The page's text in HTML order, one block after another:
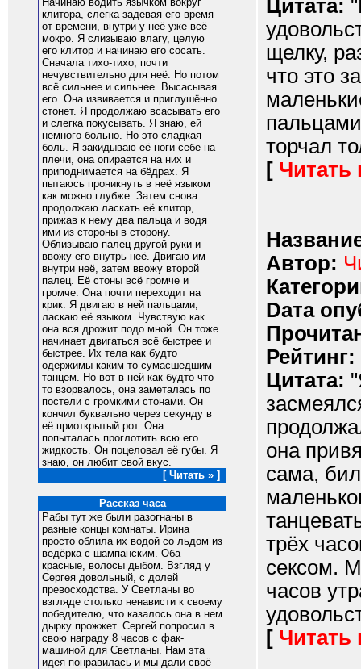
клитора, слегка задевая его время
от времени, внутри у неё уже всё
мокро. Я слизываю влагу, целую
его клитор и начинаю его сосать.
Сначала тихо-тихо, почти
нечувствительно для неё. Но потом
всё сильнее и сильнее. Высасывая
его. Она извивается и приглушённо
стонет. Я продолжаю всасывать его
и слегка покусывать. Я знаю, ей
немного больно. Но это сладкая
боль. Я закидываю её ноги себе на
плечи, она опирается на них и
приподнимается на бёдрах. Я
пытаюсь проникнуть в неё языком
как можно глубже. Затем снова
продолжаю ласкать её клитор,
прижав к нему два пальца и водя
ими из стороны в сторону.
Облизываю палец другой руки и
ввожу его внутрь неё. Двигаю им
внутри неё, затем ввожу второй
палец. Её стоны всё громче и
громче. Она почти переходит на
крик. Я двигаю в ней пальцами,
ласкаю её языком. Чувствую как
она вся дрожит подо мной. Он тоже
начинает двигаться всё быстрее и
быстрее. Их тела как будто
одержимы каким то сумасшедшим
танцем. Но вот в ней как будто что
то взорвалось, она заметалась по
постели с громкими стонами. Он
кончил буквально через секунду в
её приоткрытый рот. Она
попыталась проглотить всю его
жидкость. Он поцеловал её губы. Я
знаю, он любит свой вкус.
[ Читать » ]
Рассказ часа
Рабы тут же были разогнаны в
разные концы комнаты. Ирина
просто облила их водой со льдом из
ведёрка с шампанским. Оба
красные, волосы дыбом. Взгляд у
Сергея довольный, с долей
превосходства. У Светланы во
взгляде столько ненависти к своему
победителю, что казалось она в нем
дырку прожжет. Сергей попросил в
свою награду 8 часов с фак-
машиной для Светланы. Нам эта
идея понравилась и мы дали своё
Цитата:
щелку,
что это
торчал
[ Читать
Автор:
Dата
Рейтинг:
Цитата:
она
сама,
трёх
сексом.
часов
[ Читать